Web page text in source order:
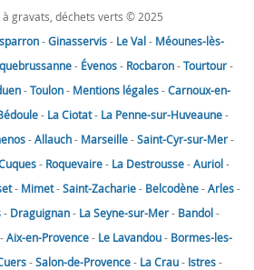
à gravats, déchets verts © 2025
-Ginasservis- Le Val- Méounes-lès-
- Évenos- Rocbaron-Tourtour-
-Toulon- Mentions légales-Carnoux-en-
- La Ciotat- La Penne-sur-Huveaune-
-Allauch- Marseille-Saint-Cyr-sur-Mer-
- Roquevaire- La Destrousse-Auriol-
- Mimet-Saint-Zacharie- Belcodène-Arles-
- Draguignan- La Seyne-sur-Mer- Bandol-
Aix-en-Provence- Le Lavandou- Bormes-les-
-Salon-de-Provence- La Crau- Istres-